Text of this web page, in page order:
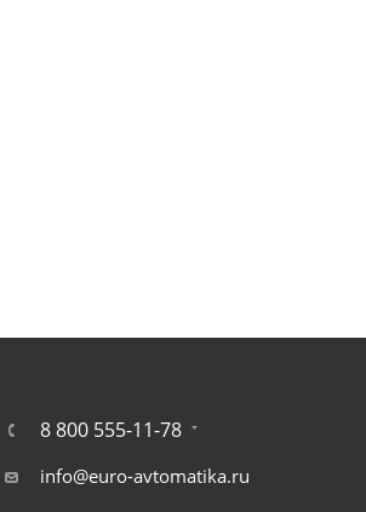
8 800 555-11-78
info@euro-avtomatika.ru